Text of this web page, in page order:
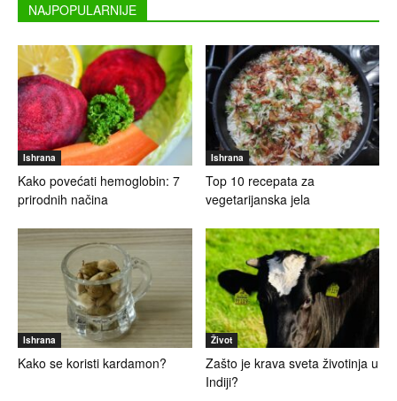
NAJPOPULARNIJE
Ishrana
Kako povećati hemoglobin: 7
prirodnih načina
Ishrana
Top 10 recepata za
vegetarijanska jela
Ishrana
Kako se koristi kardamon?
Život
Zašto je krava sveta životinja u
Indiji?